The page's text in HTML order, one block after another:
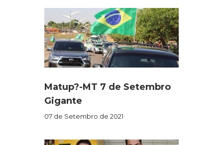
Matup?-MT 7 de Setembro
Gigante
07 de Setembro de 2021